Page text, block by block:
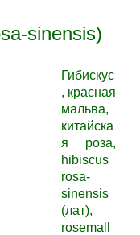
sinensis)
Гибискус
, красная
мальва,
китайска
я роза,
hibiscus
rosa-
sinensis
(лат),
rosemall